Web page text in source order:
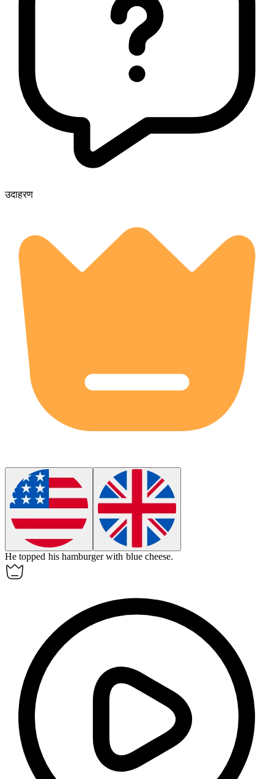
उदाहरण
He topped his hamburger with blue cheese.